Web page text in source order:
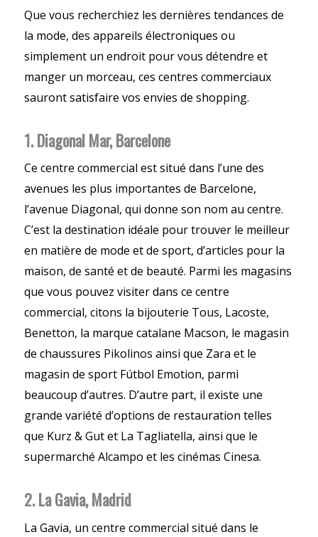
Que vous recherchiez les dernières tendances de
la mode, des appareils électroniques ou
simplement un endroit pour vous détendre et
manger un morceau, ces centres commerciaux
sauront satisfaire vos envies de shopping.
1. Diagonal Mar, Barcelone
Ce centre commercial est situé dans l’une des
avenues les plus importantes de Barcelone,
l’avenue Diagonal, qui donne son nom au centre.
C’est la destination idéale pour trouver le meilleur
en matière de mode et de sport, d’articles pour la
maison, de santé et de beauté. Parmi les magasins
que vous pouvez visiter dans ce centre
commercial, citons la bijouterie Tous, Lacoste,
Benetton, la marque catalane Macson, le magasin
de chaussures Pikolinos ainsi que Zara et le
magasin de sport Fútbol Emotion, parmi
beaucoup d’autres. D’autre part, il existe une
grande variété d’options de restauration telles
que Kurz & Gut et La Tagliatella, ainsi que le
supermarché Alcampo et les cinémas Cinesa.
2. La Gavia, Madrid
La Gavia, un centre commercial situé dans le